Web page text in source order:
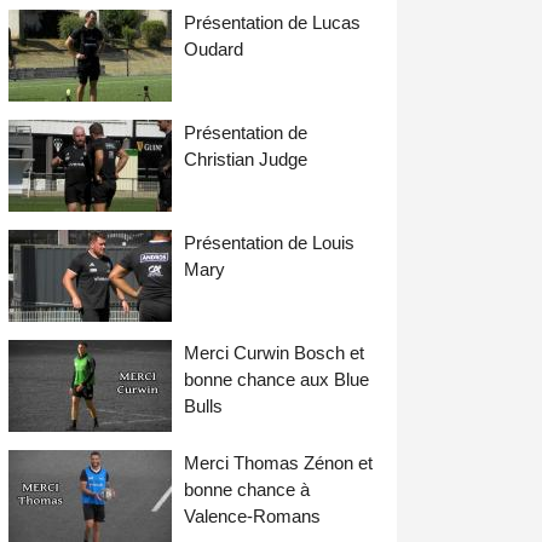
Présentation de Lucas
Oudard
Présentation de
Christian Judge
Présentation de Louis
Mary
Merci Curwin Bosch et
bonne chance aux Blue
Bulls
Merci Thomas Zénon et
bonne chance à
Valence-Romans